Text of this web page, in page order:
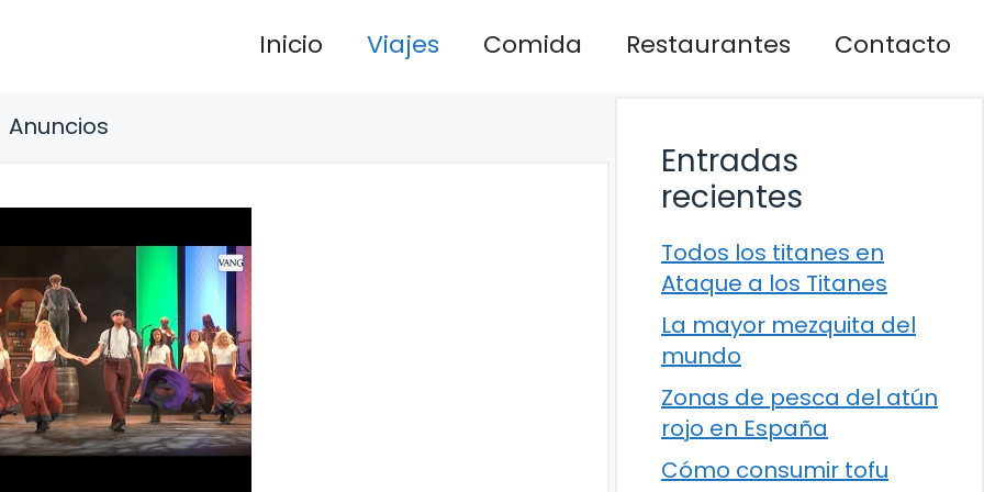
Inicio Viajes Comida Restaurantes Contacto
Anuncios
Entradas
recientes
Todos los titanes en
Ataque a los Titanes
La mayor mezquita del
mundo
Zonas de pesca del atún
rojo en España
Cómo consumir tofu